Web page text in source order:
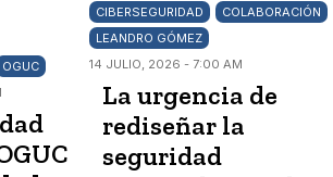
OGUC
CIBERSEGURIDAD
COLABORACIÓN
LEANDRO GÓMEZ
14 JULIO, 2026 - 7:00 AM
La urgencia de
rediseñar la
seguridad